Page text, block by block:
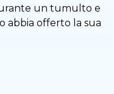
un tumulto e
abbia offerto la sua